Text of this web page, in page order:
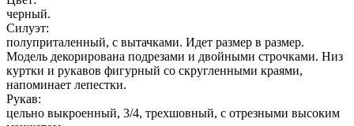
черный.
Силуэт:
полуприталенный, с вытачками. Идет размер в размер.
Модель декорирована подрезами и двойными строчками. Низ
куртки и рукавов фигурный со скругленными краями,
напоминает лепестки.
Рукав:
цельно выкроенный, 3/4, трехшовный, с отрезными высоким